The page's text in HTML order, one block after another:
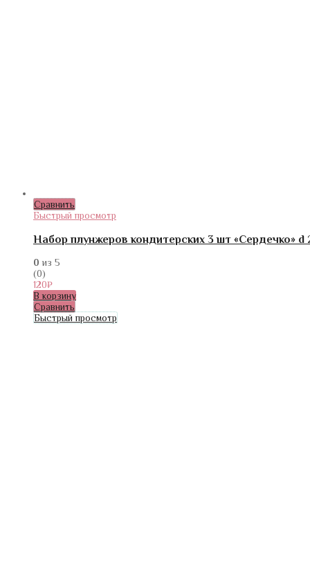
Сравнить
Быстрый просмотр
Набор плунжеров кондитерских 3 шт «Сердечко»
0 из 5
(0)
120₽
В корзину
Сравнить
Быстрый просмотр